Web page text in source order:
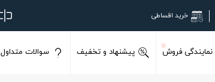
خرید اقساطی
فروش پیشنهاد و تخفیف سوالات متداول